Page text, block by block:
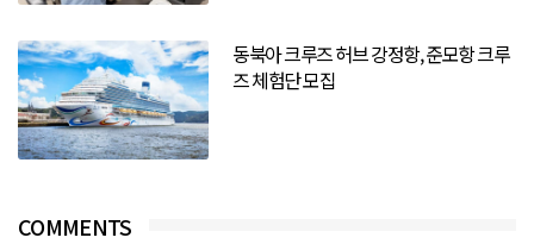
동북아 크루즈 허브 강정항, 준모항 크루
즈 체험단 모집
COMMENTS